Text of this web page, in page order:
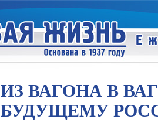
ИЗ ВАГОНА В
БУДУЩЕМУ